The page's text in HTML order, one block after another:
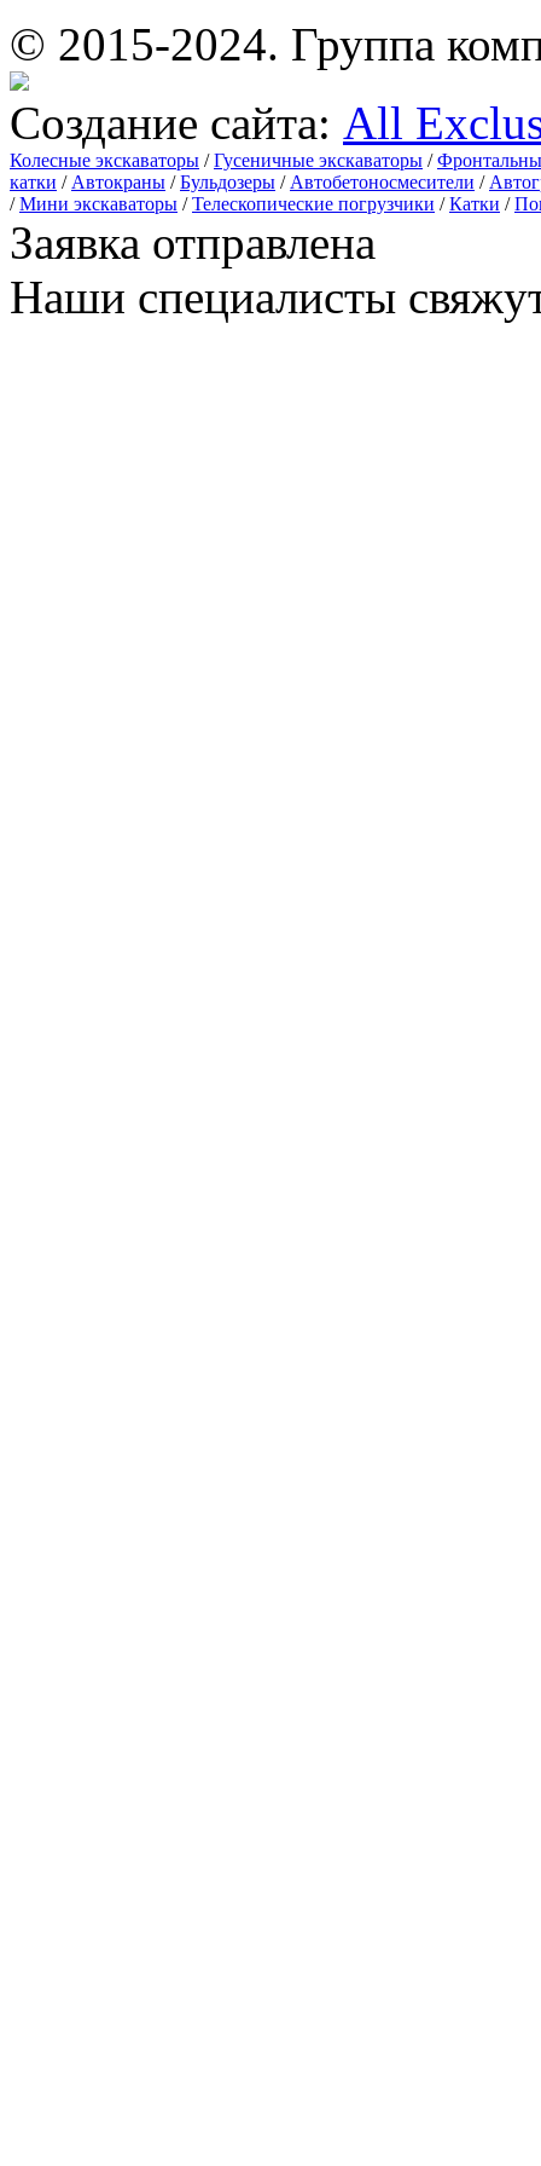
© 2015-2024. Группа
Создание сайта: All
Колесные экскаваторы /Гусеничные экскаваторы /
катки / Автокраны /Бульдозеры / Автобетоносмесители /
/Мини экскаваторы /Телескопические погрузчики /Катки /
Заявка отправлена
Наши специалисты